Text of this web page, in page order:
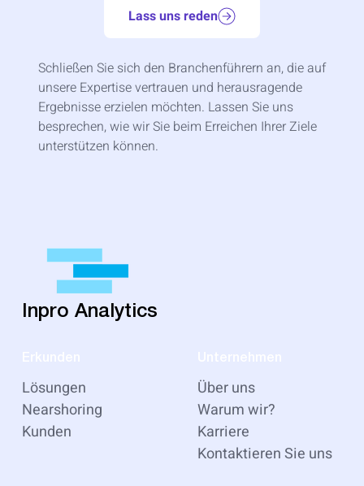
Schließen Sie sich den Branchenführern an, die auf
unsere Expertise vertrauen und herausragende
Ergebnisse erzielen möchten. Lassen Sie uns
besprechen, wie wir Sie beim Erreichen Ihrer Ziele
unterstützen können.
Lass uns reden
Lösungen
Nearshoring
Kunden
Über uns
Warum wir?
Karriere
Kontaktieren Sie uns
Inpro Analytics